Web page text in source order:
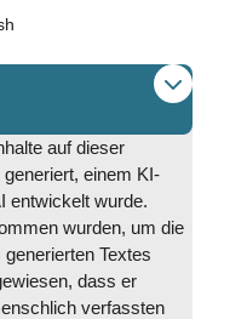
auf dieser
einem KI-
entwickelt wurde.
wurden, um die
Textes
dass er
verfassten